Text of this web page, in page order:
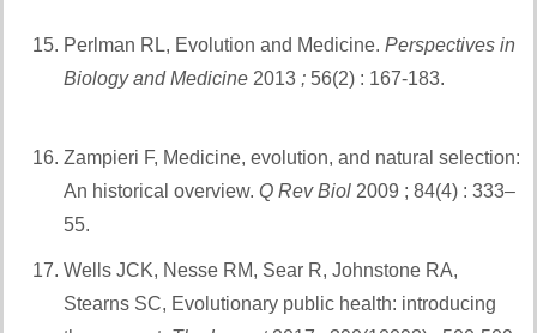
Perlman RL, Evolution and Medicine. Perspectives in
Biology and Medicine 2013 ; 56(2) : 167-183.
Zampieri F, Medicine, evolution, and natural selection:
An historical overview. Q Rev Biol 2009 ; 84(4) : 333–
55.
Wells JCK, Nesse RM, Sear R, Johnstone RA,
Stearns SC, Evolutionary public health: introducing